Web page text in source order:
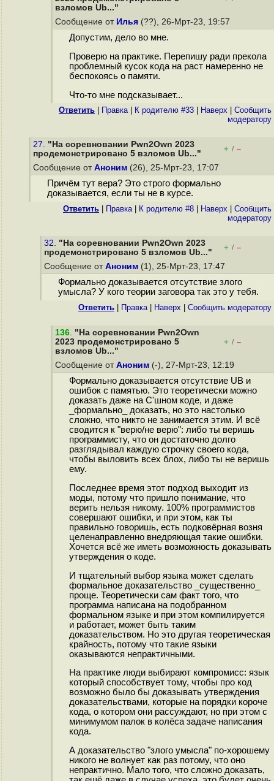
взломов Ub..."
Сообщение от Илья (??), 26-Мрт-23, 19:57
Допустим, дело во мне.
Проверю на практике. Перепишу ради прекола
проблемный кусок кода на раст намеренно не
беспокоясь о памяти.
Что-то мне подсказывает...
Ответить Правка| К родителю #33 Наверх
Cообщить
модератору
27. "На соревновании Pwn2Own 2023
продемонстрировано 5 взломов Ub..."
+ / –
Сообщение от Аноним (26), 25-Мрт-23, 17:07
Причём тут вера? Это строго формально
доказывается, если ты не в курсе.
Ответить Правка| К родителю #8 Наверх
Cообщить
модератору
32. "На соревновании Pwn2Own 2023
продемонстрировано 5 взломов Ub..."
+ / –
Сообщение от Аноним (1), 25-Мрт-23, 17:47
Формально доказывается отсутствие злого
умысла? У кого теории заговора так это у тебя.
Ответить Правка| Наверх Cообщить модератору
136. "На соревновании Pwn2Own
2023 продемонстрировано 5
взломов Ub..."
+ / –
Сообщение от Аноним (-), 27-Мрт-23, 12:19
Формально доказывается отсутствие UB и
ошибок с памятью. Это теоретически можно
доказать даже на C'шном коде, и даже
_формально_ доказать, но это настолько
сложно, что никто не занимается этим. И всё
сводится к "верю/не верю": либо ты веришь
программисту, что он достаточно долго
разглядывал каждую строчку своего кода,
чтобы выловить всех блох, либо ты не веришь
ему.
Последнее время этот подход выходит из
моды, потому что пришло понимание, что
верить нельзя никому. 100% программистов
совершают ошибки, и при этом, как ты
правильно говоришь, есть подковёрная возня
целенаправленно внедряющая такие ошибки.
Хочется всё же иметь возможность доказывать
утверждения о коде.
И тщательный выбор языка может сделать
формальное доказательство _существенно_
проще. Теоретически сам факт того, что
программа написана на подобранном
формальном языке и при этом компилируется
и работает, может быть таким
доказательством. Но это другая теоретическая
крайность, потому что такие языки
оказываются непрактичными.
На практике люди выбирают компромисс: язык
который способствует тому, чтобы про код
возможно было бы доказывать утверждения
доказательствами, которые на порядки короче
кода, о котором они рассуждают, но при этом с
минимумом палок в колёса задаче написания
кода.
А доказательство "злого умысла" по-хорошему
никого не волнует как раз потому, что оно
непрактично. Мало того, что сложно доказать,